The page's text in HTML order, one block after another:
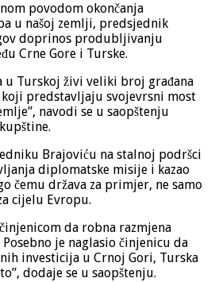
povodom okončanja
u našoj zemlji, predsjednik
doprinos produbljivanju
Crne Gore i Turske.
u Turskoj živi veliki broj građana
predstavljaju svojevrsni most
navodi se u saopštenju
Brajoviću na stalnoj podršci
diplomatske misije i kazao
čemu država za primjer, ne samo
cijelu Evropu.
da robna razmjena
je naglasio činjenicu da
investicija u Crnoj Gori, Turska
dodaje se u saopštenju.